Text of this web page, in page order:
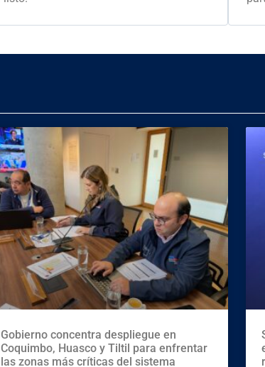
Gobierno concentra despliegue en
Coquimbo, Huasco y Tiltil para enfrentar
las zonas más críticas del sistema